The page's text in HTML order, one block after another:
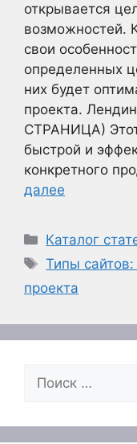
открывается
возможностей.
свои
определенных
них будет
проекта.
СТРАНИЦА)
быстрой и
конкретного
далее
Рубрики
Каталог
Метки
Типы
проекта
Поиск: